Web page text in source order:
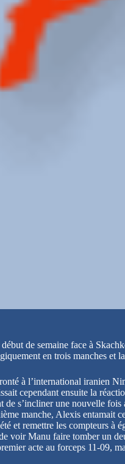
de semaine face à
en trois manches et
à l’international iranien
cependant ensuite la
de s’incliner une nouvelle
manche, Alexis entamait
et remettre les compteurs à
voir Manu faire tomber un
acte au forceps 11-09,